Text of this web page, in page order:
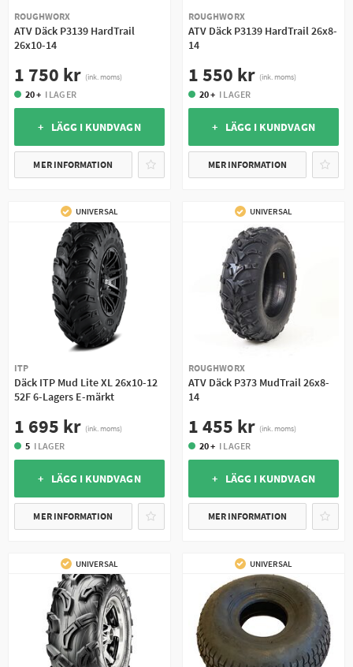
ROUGHWORX
ATV Däck P3139 HardTrail
26x10-14
1 750 kr (ink. moms)
20 + I LAGER
+ LÄGG I KUNDVAGN
MER INFORMATION
ROUGHWORX
ATV Däck P3139 HardTrail 26x8-
14
1 550 kr (ink. moms)
20 + I LAGER
+ LÄGG I KUNDVAGN
MER INFORMATION
UNIVERSAL
ITP
Däck ITP Mud Lite XL 26x10-12
52F 6-Lagers E-märkt
1 695 kr (ink. moms)
5 I LAGER
+ LÄGG I KUNDVAGN
MER INFORMATION
UNIVERSAL
ROUGHWORX
ATV Däck P373 MudTrail 26x8-
14
1 455 kr (ink. moms)
20 + I LAGER
+ LÄGG I KUNDVAGN
MER INFORMATION
UNIVERSAL UNIVERSAL